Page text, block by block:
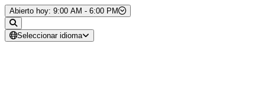
Saltar al contenido
Abierto hoy: 9:00 AM - 6:00 PM
Seleccionar idioma